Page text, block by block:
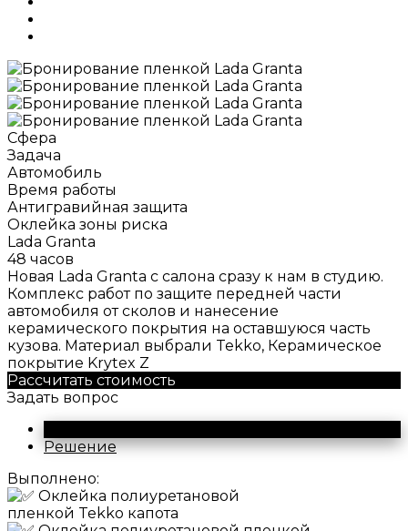
Сфера
Задача
Автомобиль
Время работы
Антигравийная защита
Оклейка зоны риска
Lada Granta
48 часов
Новая Lada Granta с салона сразу к нам в студию.
Комплекс работ по защите передней части
автомобиля от сколов и нанесение
керамического покрытия на оставшуюся часть
кузова. Материал выбрали Tekko, Керамическое
покрытие Krytex Z
Рассчитать стоимость
Задать вопрос
Решение
Выполнено:
Оклейка полиуретановой
пленкой Tekko капота